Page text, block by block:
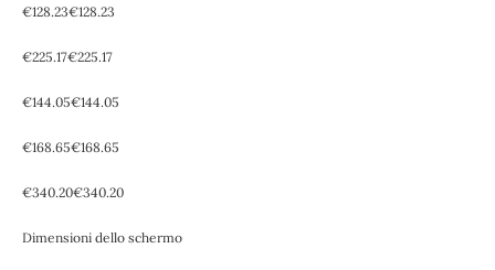
€128.23€128.23
€225.17€225.17
€144.05€144.05
€168.65€168.65
€340.20€340.20
Dimensioni dello schermo